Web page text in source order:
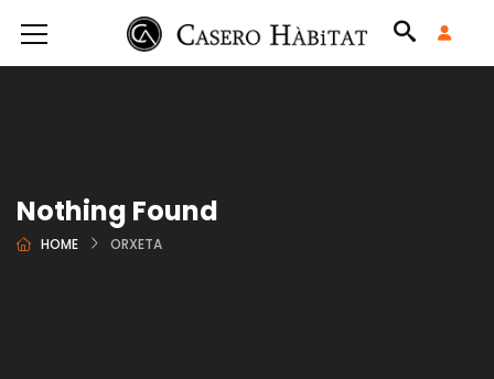
Nothing Found
HOME ORXETA